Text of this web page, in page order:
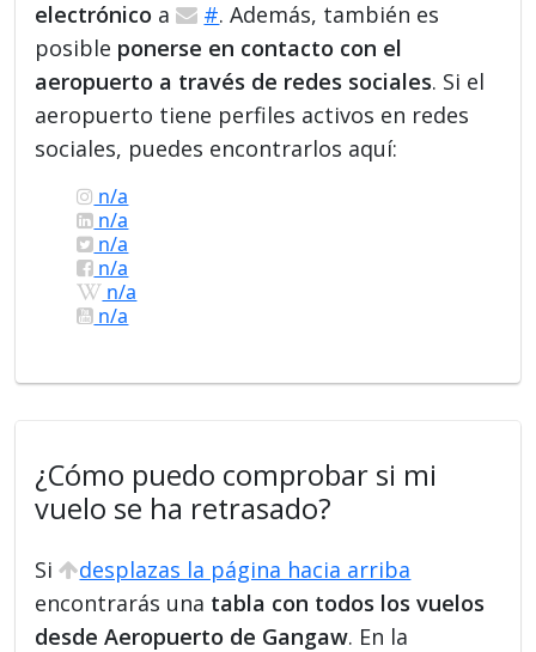
electrónico a #. Además, también es
posible ponerse en contacto con el
aeropuerto a través de redes sociales. Si el
aeropuerto tiene perfiles activos en redes
sociales, puedes encontrarlos aquí:
n/a
n/a
n/a
n/a
n/a
n/a
¿Cómo puedo comprobar si mi
vuelo se ha retrasado?
Si
desplazas la página hacia arriba
encontrarás una tabla con todos los vuelos
desde Aeropuerto de Gangaw. En la